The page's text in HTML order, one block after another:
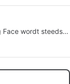
Face wordt steeds
het wekenlang